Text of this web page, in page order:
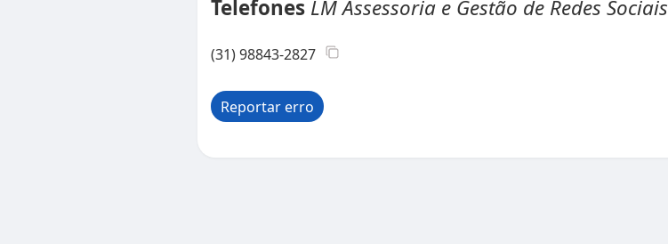
Telefones LM Assessoria e Gestão de Redes Sociais
(31) 98843-2827
Reportar erro